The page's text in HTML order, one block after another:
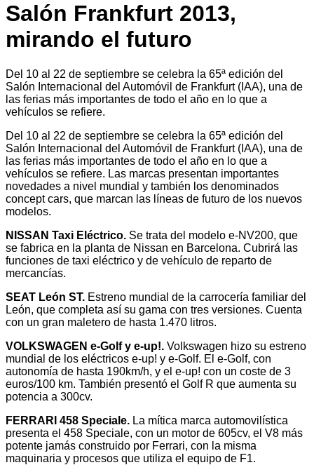
Salón Frankfurt 2013,
mirando el futuro
Del 10 al 22 de septiembre se celebra la 65ª edición del
Salón Internacional del Automóvil de Frankfurt (IAA), una de
las ferias más importantes de todo el año en lo que a
vehículos se refiere.
Del 10 al 22 de septiembre se celebra la 65ª edición del
Salón Internacional del Automóvil de Frankfurt (IAA), una de
las ferias más importantes de todo el año en lo que a
vehículos se refiere. Las marcas presentan importantes
novedades a nivel mundial y también los denominados
concept cars, que marcan las líneas de futuro de los nuevos
modelos.
NISSAN Taxi Eléctrico. Se trata del modelo e-NV200, que
se fabrica en la planta de Nissan en Barcelona. Cubrirá las
funciones de taxi eléctrico y de vehículo de reparto de
mercancías.
SEAT León ST. Estreno mundial de la carrocería familiar del
León, que completa así su gama con tres versiones. Cuenta
con un gran maletero de hasta 1.470 litros.
VOLKSWAGEN e-Golf y e-up!. Volkswagen hizo su estreno
mundial de los eléctricos e-up! y e-Golf. El e-Golf, con
autonomía de hasta 190km/h, y el e-up! con un coste de 3
euros/100 km. También presentó el Golf R que aumenta su
potencia a 300cv.
FERRARI 458 Speciale. La mítica marca automovilística
presenta el 458 Speciale, con un motor de 605cv, el V8 más
potente jamás construido por Ferrari, con la misma
maquinaria y procesos que utiliza el equipo de F1.